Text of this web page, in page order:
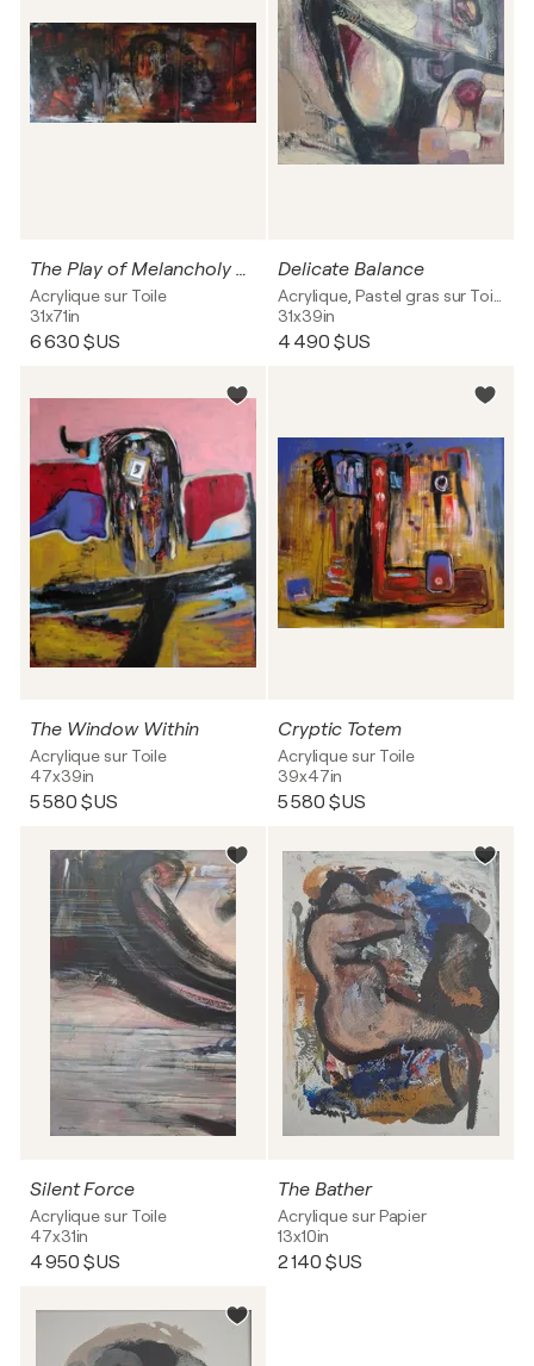
The Play of Melancholy and Darkness
Acrylique sur Toile
31x71in
6 630 $US
Delicate Balance
31x39in
4 490 $US
The Window Within
Acrylique sur Toile
47x39in
5 580 $US
Cryptic Totem
Acrylique sur Toile
39x47in
5 580 $US
Silent Force
Acrylique sur Toile
47x31in
4 950 $US
The Bather
Acrylique sur Papier
13x10in
2 140 $US